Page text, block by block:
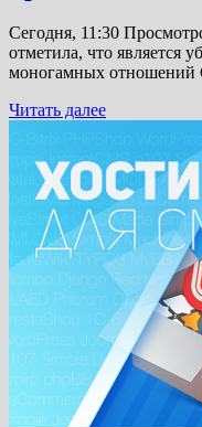
Сегодня, 11:30
отметила, что является
моногамных отношений
Читать далее